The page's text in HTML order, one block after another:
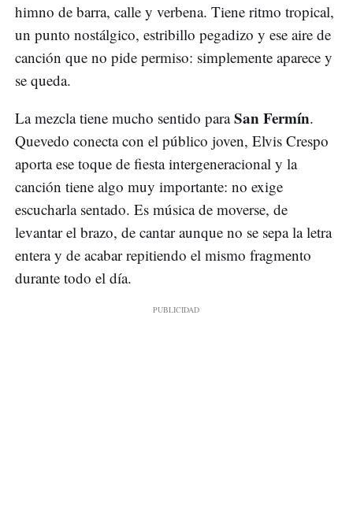
himno de barra, calle y verbena. Tiene ritmo tropical,
un punto nostálgico, estribillo pegadizo y ese aire de
canción que no pide permiso: simplemente aparece y
se queda.
La mezcla tiene mucho sentido paraSan Fermín.
Quevedo conecta con el público joven, Elvis Crespo
aporta ese toque de fiesta intergeneracional y la
canción tiene algo muy importante: no exige
escucharla sentado. Es música de moverse, de
levantar el brazo, de cantar aunque no se sepa la letra
entera y de acabar repitiendo el mismo fragmento
durante todo el día.